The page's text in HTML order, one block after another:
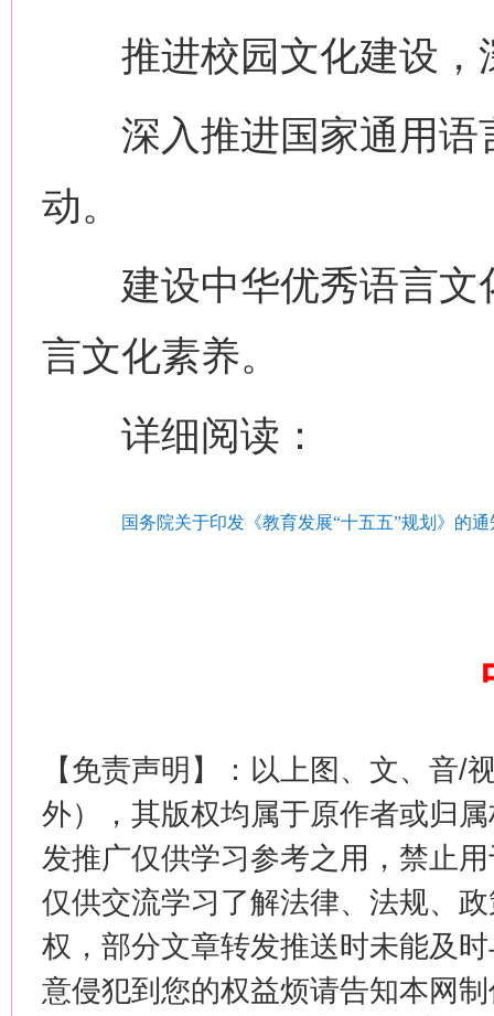
推进校园文化建设，
深入推进国家通用语
动。
建设中华优秀语言文
言文化素养。
详细阅读：
国务院关于印发《教育发展“十五五”规划》的通
【免责声明】：以上图、文、音/
外），其版权均属于原作者或归
发推广仅供学习参考之用，禁止
仅供交流学习了解法律、法规、
权，部分文章转发推送时未能及
意侵犯到您的权益烦请告知本网
习近平的博鳌关键词
“刷贴”乱象丛生
生